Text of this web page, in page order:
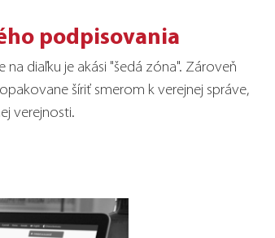
podpisovania
diaľku je akási "šedá zóna". Zároveň
šíriť smerom k verejnej správe,
verejnosti.